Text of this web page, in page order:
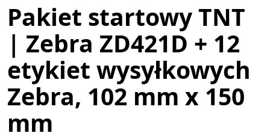
Pakiet startowy TNT
| Zebra ZD421D + 12
etykiet wysyłkowych
Zebra, 102 mm x 150
mm